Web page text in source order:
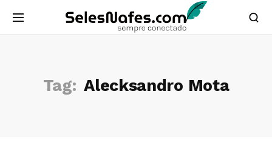
Tag: Alecksandro Mota